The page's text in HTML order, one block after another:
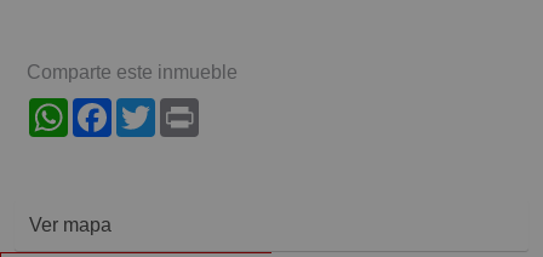
Comparte este inmueble
WhatsAppFacebook
Twitter
Ver mapa